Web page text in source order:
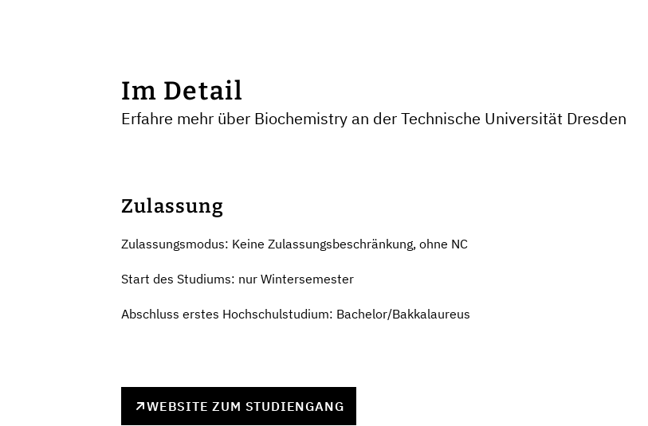
Im Detail
Erfahre mehr über Biochemistry an der Technische Universität Dresden
Zulassung
Zulassungsmodus: Keine Zulassungsbeschränkung, ohne NC
Start des Studiums: nur Wintersemester
Abschluss erstes Hochschulstudium: Bachelor/Bakkalaureus
WEBSITE ZUM STUDIENGANG